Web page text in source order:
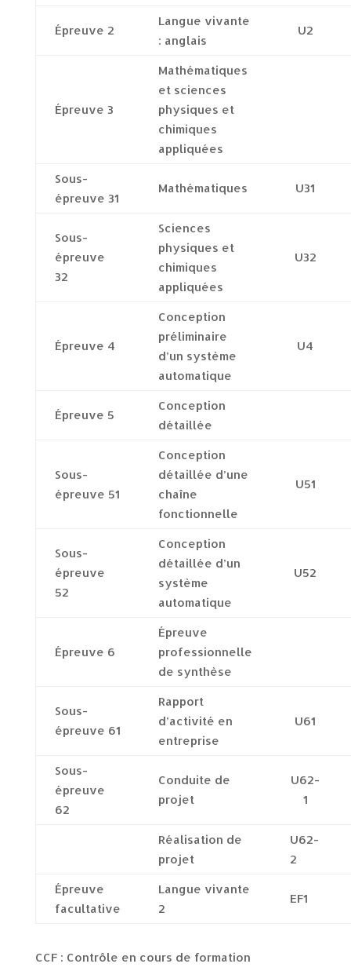
Épreuve 2
Langue vivante
: anglais
U2
Épreuve 3
Mathématiques
et sciences
physiques et
chimiques
appliquées
Sous-
épreuve 31
Mathématiques U31
Sous-
épreuve
32
Sciences
physiques et
chimiques
appliquées
U32
Épreuve 4
Conception
préliminaire
d’un système
automatique
U4
Épreuve 5
Conception
détaillée
Sous-
épreuve 51
Conception
détaillée d’une
chaîne
fonctionnelle
U51
Sous-
épreuve
52
Conception
détaillée d’un
système
automatique
U52
Épreuve 6
Épreuve
professionnelle
de synthèse
Sous-
épreuve 61
Rapport
d’activité en
entreprise
U61
Sous-
épreuve
62
Conduite de
projet
U62-
1
Réalisation de
projet
U62-
2
Épreuve
facultative
Langue vivante
2
EF1
CCF : Contrôle en cours de formation